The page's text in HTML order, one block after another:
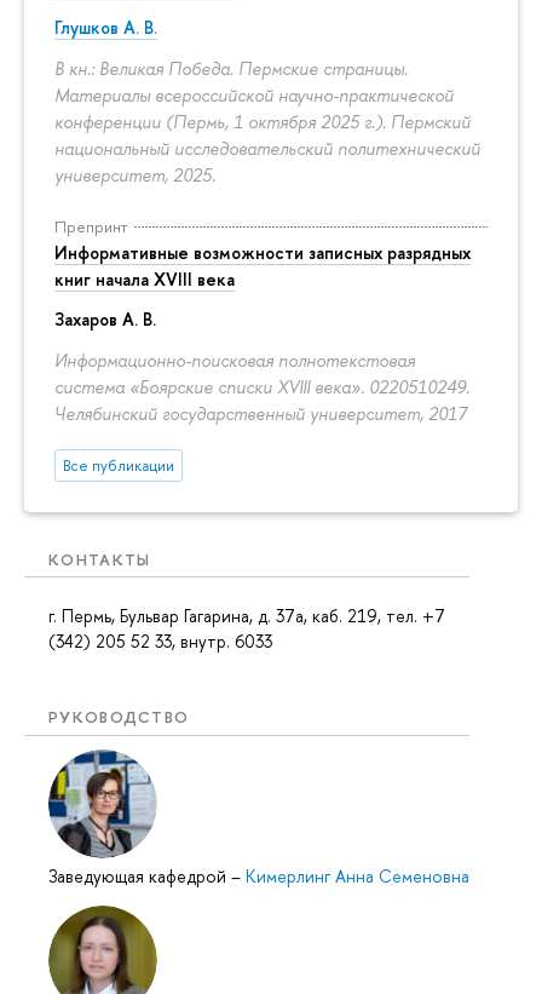
Глушков А. В.
В кн.: Великая Победа. Пермские страницы.
Материалы всероссийской научно-практической
конференции (Пермь, 1 октября 2025 г.). Пермский
национальный исследовательский политехнический
университет, 2025.
Препринт
Информативные возможности записных разрядных
книг начала XVIII века
Захаров А. В.
Информационно-поисковая полнотекстовая
система «Боярские списки XVIII века». 0220510249.
Челябинский государственный университет, 2017
Все публикации
КОНТАКТЫ
г. Пермь, Бульвар Гагарина, д. 37а, каб. 219, тел. +7
(342) 205 52 33, внутр. 6033
РУКОВОДСТВО
Заведующая кафедрой – Кимерлинг Анна Семеновна